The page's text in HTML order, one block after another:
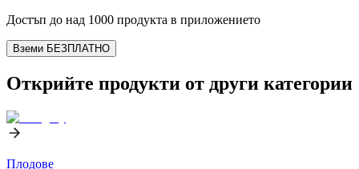
Достъп до над 1000 продукта в приложението
Вземи БЕЗПЛАТНО
Открийте продукти от други категории
Плодове